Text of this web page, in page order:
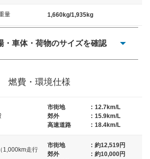
量 1,660kg/1,935kg
・車体・荷物のサイズを確認
車路幅 5,000mmというサイズが標準値
燃費・環境仕様
市街地 : 12.7km/L
郊外
: 15.9km/L
高速道路
: 18.4km/L
1,000km走行
市街地 : 約12,519円
郊外
: 約10,000円